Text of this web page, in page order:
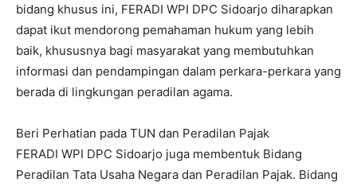
bidang khusus ini, FERADI WPI DPC Sidoarjo diharapkan
dapat ikut mendorong pemahaman hukum yang lebih
baik, khususnya bagi masyarakat yang membutuhkan
informasi dan pendampingan dalam perkara-perkara yang
berada di lingkungan peradilan agama.
Beri Perhatian pada TUN dan Peradilan Pajak
FERADI WPI DPC Sidoarjo juga membentuk Bidang
Peradilan Tata Usaha Negara dan Peradilan Pajak. Bidang